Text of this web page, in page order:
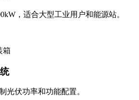
，适合大型工业用户和能源站。
光伏功率和功能配置。